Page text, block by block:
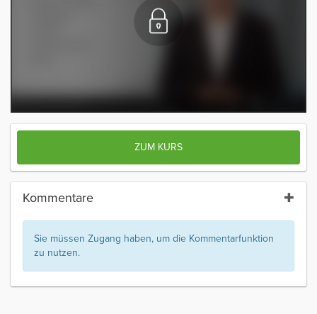
ZUM KURS
Kommentare
Sie müssen Zugang haben, um die Kommentarfunktion
zu nutzen.